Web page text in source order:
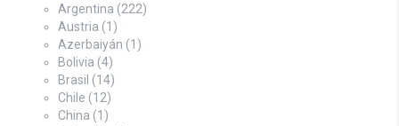
Argentina (222)
Austria (1)
Azerbaiyán (1)
Bolivia (4)
Brasil (14)
Chile (12)
China (1)